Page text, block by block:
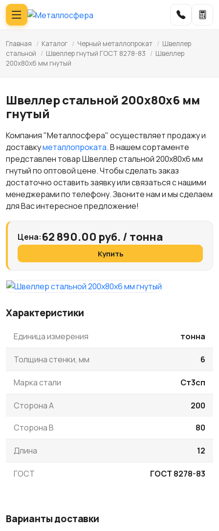
Главная / Каталог / Черный металлопрокат / Швеллер
стальной
/ Швеллер гнутый ГОСТ 8278-83 / Швеллер
200x80x6 мм гнутый
Швеллер стальной 200x80x6 мм
гнутый
Компания "Металлосфера" осуществляет продажу и
доставкуметаллопроката. В нашем сортаменте
представлен товар Швеллер стальной 200x80x6 мм
гнутый по оптовой цене. Чтобы сделать заказ
достаточно оставить заявку или связаться с нашими
менеджерами по телефону. Звоните нам и мы сделаем
для Вас интересное предложение!
Цена:62 890.00 руб. / тонна
Купить
Характеристики
Единица измерения тонна
Толщина стенки, мм 6
Марка стали Ст3сп
Сторона A 200
Сторона B 80
Длина 12
ГОСТ ГОСТ 8278-83
Варианты доставки